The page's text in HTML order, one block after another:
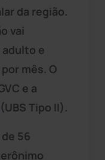
da região.
vai
e
mês. O
e a
(UBS Tipo II).
56